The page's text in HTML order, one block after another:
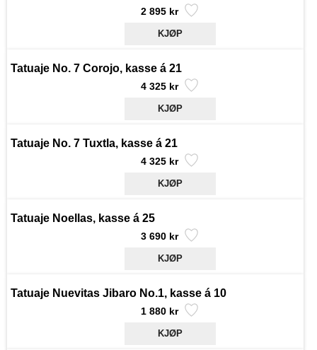
2 895 kr
Tatuaje No. 7 Corojo, kasse á 21
4 325 kr
Tatuaje No. 7 Tuxtla, kasse á 21
4 325 kr
Tatuaje Noellas, kasse á 25
3 690 kr
Tatuaje Nuevitas Jibaro No.1, kasse á 10
1 880 kr